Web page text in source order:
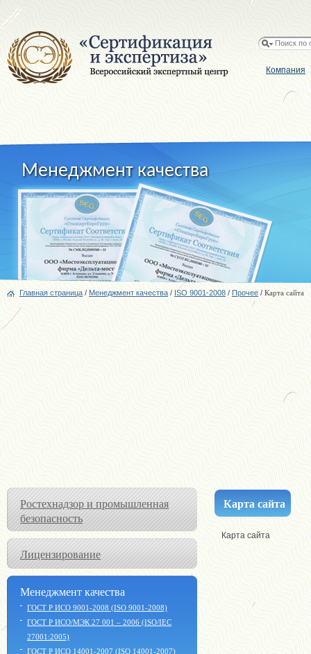
Компания
Менеджмент качества
Главная страница / Менеджмент качества/ ISO 9001-2008 / Прочее / Карта сайта
Ростехнадзор и промышленная
безопасность
Лицензирование
Менеджмент качества
ГОСТ Р ИСО 9001-2008 (ISO 9001-2008)
ГОСТ Р ИСО/МЭК 27 001 – 2006 (ISO/IEC
27001:2005)
ГОСТ Р ИСО 14001-2007 (ISO 14001-2007)
Карта сайта
Карта сайта